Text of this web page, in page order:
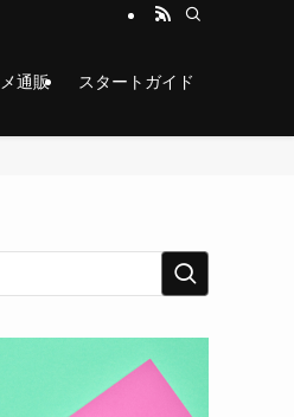
通販 スタートガイド